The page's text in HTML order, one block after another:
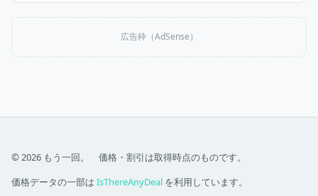
広告枠（AdSense）
© 2026 もう一回。 価格・割引は取得時点のものです。
価格データの一部は IsThereAnyDeal を利用しています。